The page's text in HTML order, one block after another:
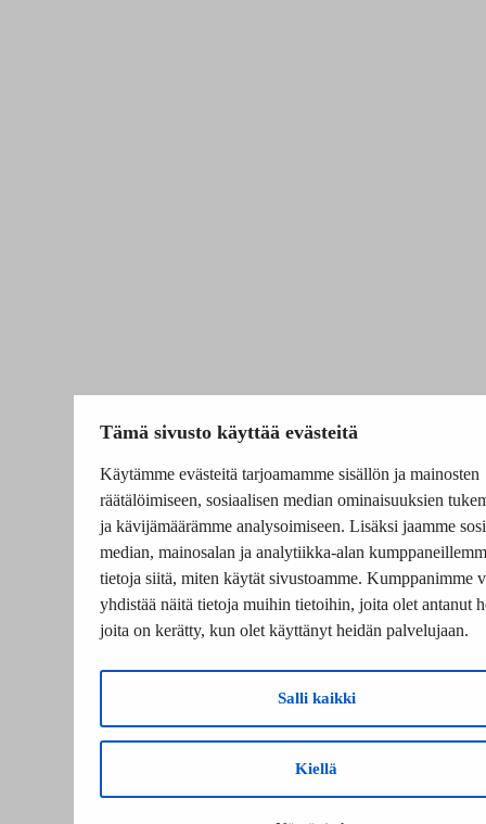
Tämä sivusto käyttää evästeitä
Käytämme evästeitä tarjoamamme sisällön ja mainosten
räätälöimiseen, sosiaalisen median ominaisuuksien
ja kävijämäärämme analysoimiseen. Lisäksi jaamme
median, mainosalan ja analytiikka-alan
tietoja siitä, miten käytät sivustoamme. Kumppanimme
yhdistää näitä tietoja muihin tietoihin, joita olet antanut
joita on kerätty, kun olet käyttänyt heidän palvelujaan.
Salli kaikki
Kiellä